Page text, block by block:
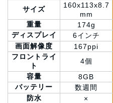
サイズ
160x113x8.7
mm
重量
174g
ディスプレイ
6インチ
画面解像度
167ppi
フロントライ
ト
4個
容量
8GB
バッテリー
数週間
防水
×